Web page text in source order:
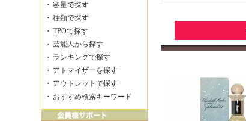
・ 容量で探す
・ 種類で探す
・ TPOで探す
・ 芸能人から探す
・ ランキングで探す
・ アトマイザーを探す
・ アウトレットで探す
・ おすすめ検索キーワード